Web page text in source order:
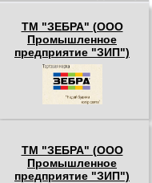
ТМ "ЗЕБРА" (ООО
Промышленное
предприятие "ЗИП")
ТМ "ЗЕБРА" (ООО
Промышленное
предприятие "ЗИП")